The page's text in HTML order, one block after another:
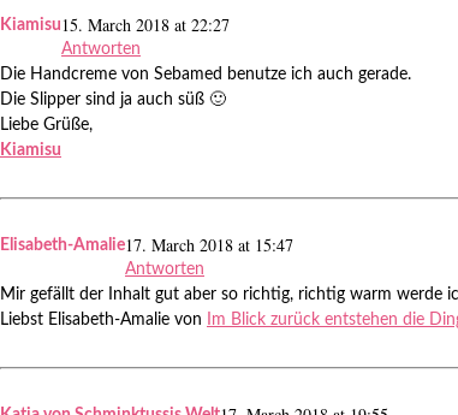
Kiamisu15. March 2018 at 22:27
Antworten
Die Handcreme von Sebamed benutze ich auch gerade.
Die Slipper sind ja auch süß 🙂
Liebe Grüße,
Kiamisu
Elisabeth-Amalie17. March 2018 at 15:47
Antworten
Mir gefällt der Inhalt gut aber so richtig, richtig warm werde
Liebst Elisabeth-Amalie von
Im Blick zurück entstehen die